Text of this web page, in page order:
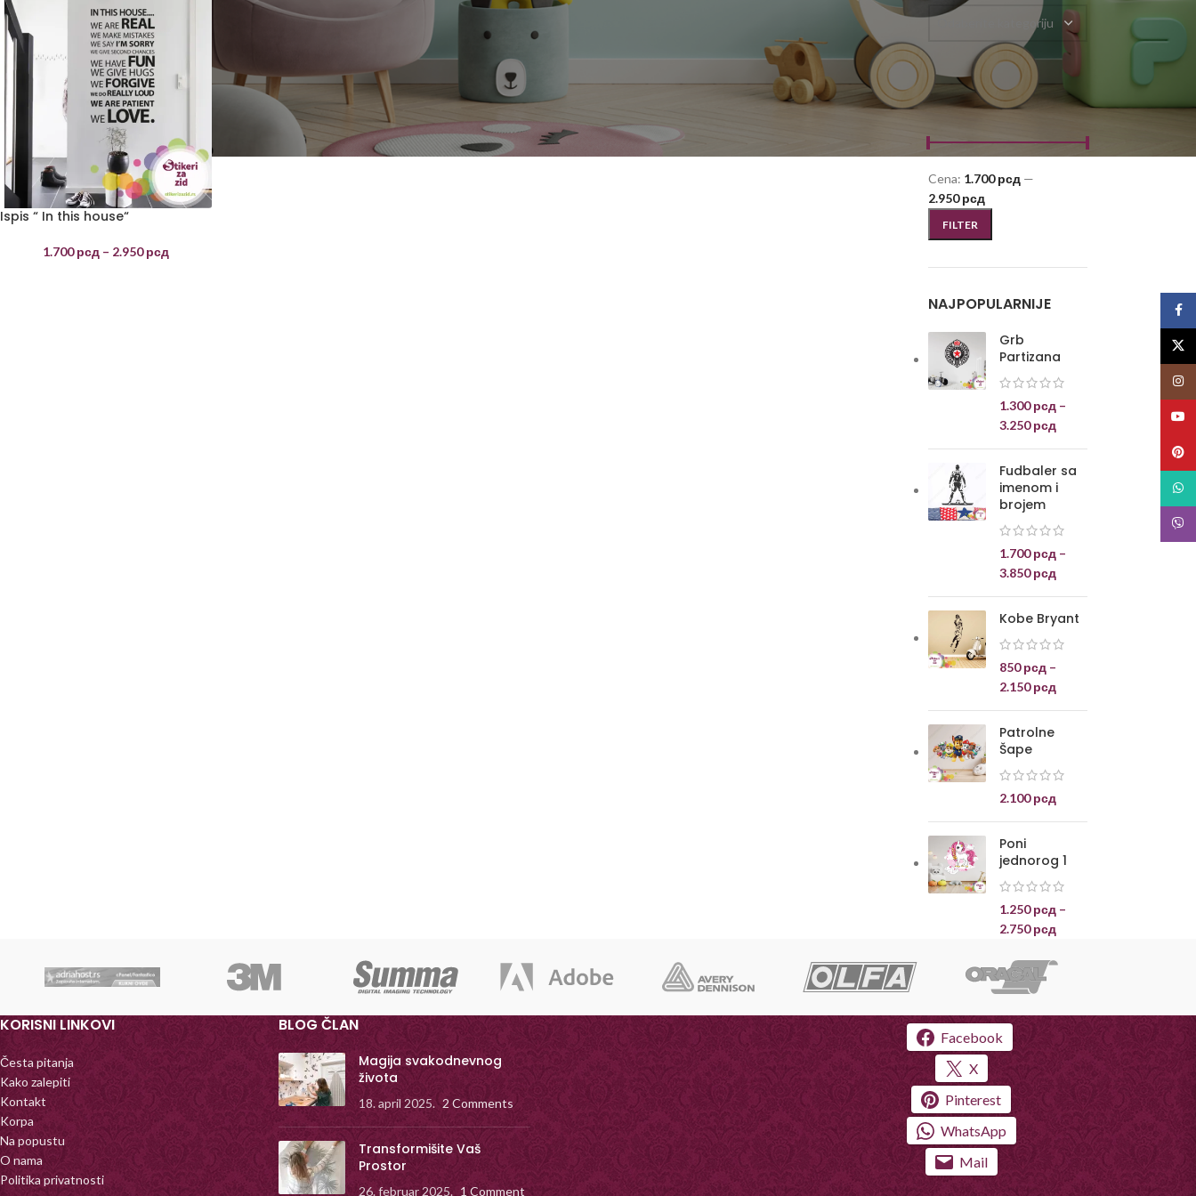
Ispis “ In this house“
1.700рсд – 2.950рсд
Odaberite kategoriju
FILTRIRAJ PO CENI
FILTER
Cena: 1.700 рсд —
2.950 рсд
NAJPOPULARNIJE
Grb
Partizana
1.300рсд –
3.250рсд
Fudbaler sa
imenom i
brojem
1.700рсд –
3.850рсд
Kobe Bryant
850рсд –
2.150рсд
Patrolne
Šape
2.100рсд
Poni
jednorog 1
1.250рсд –
2.750рсд
KORISNI LINKOVI
Česta pitanja
Kako zalepiti
Kontakt
Korpa
Na popustu
O nama
Politika privatnosti
BLOG ČLAN
Magija svakodnevnog
života
18. april 2025. 2 Comments
Transformišite Vaš
Prostor
26. februar 2025. 1 Comment
Facebook
X
Pinterest
WhatsApp
Mail
Viber